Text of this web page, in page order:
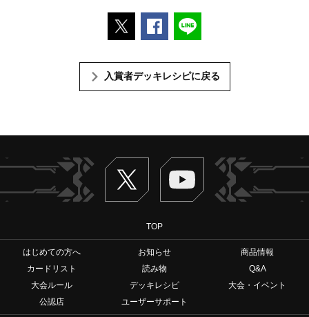
ポストするFacebookでシェアする
入賞者デッキレシピに戻る
Twitter ヴァンガードch
TOP
はじめての方へ お知らせ
商品情報
カードリスト
読み物
Q&A
大会ルール
デッキレシピ
大会・イベント
公認店
ユーザーサポート